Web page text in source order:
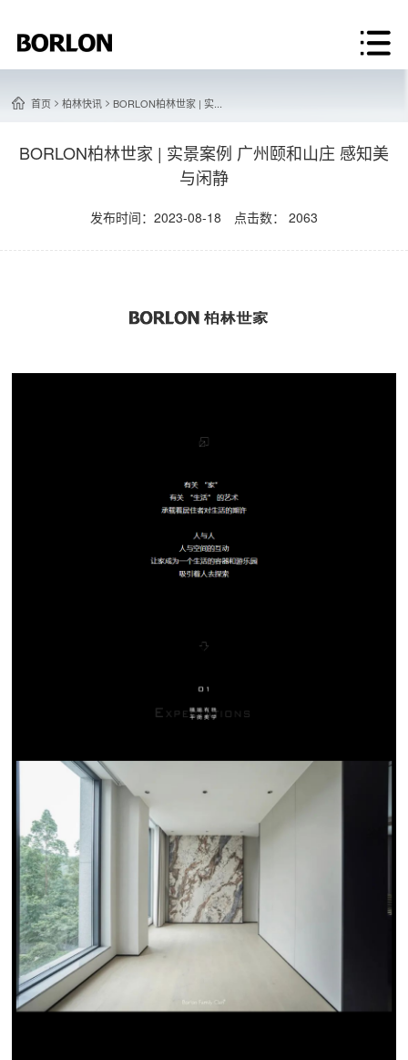
首页> 柏林快讯 > BORLON柏林世家 | 实...
BORLON柏林世家 | 实景案例 广州颐和山庄 感知美
与闲静
发布时间：2023-08-18 点击数： 2063